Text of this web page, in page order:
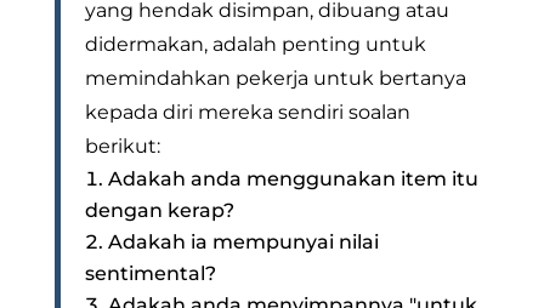
yang hendak disimpan, dibuang atau
didermakan, adalah penting untuk
memindahkan pekerja untuk bertanya
kepada diri mereka sendiri soalan
berikut:
Adakah anda menggunakan item itu
dengan kerap?
Adakah ia mempunyai nilai
sentimental?